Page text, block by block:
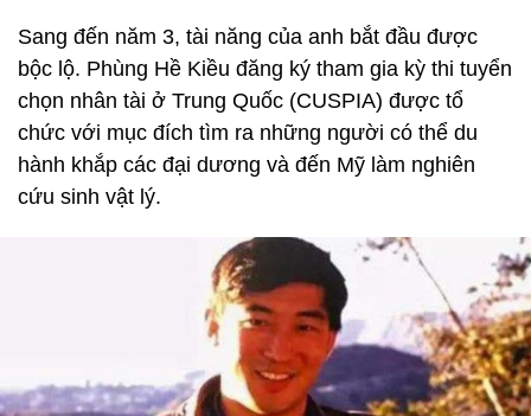
Sang đến năm 3, tài năng của anh bắt đầu được
bộc lộ. Phùng Hề Kiều đăng ký tham gia kỳ thi tuyển
chọn nhân tài ở Trung Quốc (CUSPIA) được tổ
chức với mục đích tìm ra những người có thể du
hành khắp các đại dương và đến Mỹ làm nghiên
cứu sinh vật lý.